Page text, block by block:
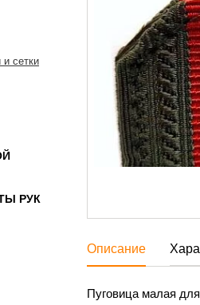
сетки
РУК
Описание
Пуговица малая